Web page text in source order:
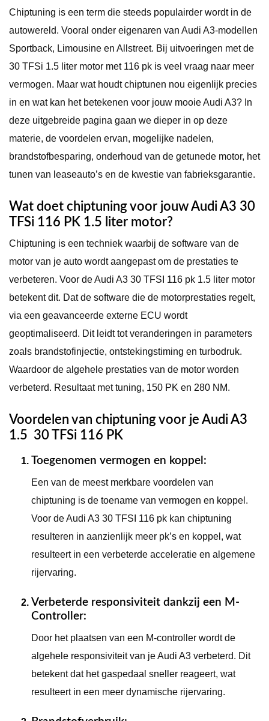
Chiptuning is een term die steeds populairder wordt in de
autowereld. Vooral onder eigenaren van Audi A3-modellen
Sportback, Limousine en Allstreet. Bij uitvoeringen met de
30 TFSi 1.5 liter motor met 116 pk is veel vraag naar meer
vermogen. Maar wat houdt chiptunen nou eigenlijk precies
in en wat kan het betekenen voor jouw mooie Audi A3? In
deze uitgebreide pagina gaan we dieper in op deze
materie, de voordelen ervan, mogelijke nadelen,
brandstofbesparing, onderhoud van de getunede motor, het
tunen van leaseauto’s en de kwestie van fabrieksgarantie.
Wat doet chiptuning voor jouw Audi A3 30
TFSi 116 PK 1.5 liter motor?
Chiptuning is een techniek waarbij de software van de
motor van je auto wordt aangepast om de prestaties te
verbeteren. Voor de Audi A3 30 TFSI 116 pk 1.5 liter motor
betekent dit. Dat de software die de motorprestaties regelt,
via een geavanceerde externe ECU wordt
geoptimaliseerd. Dit leidt tot veranderingen in parameters
zoals brandstofinjectie, ontstekingstiming en turbodruk.
Waardoor de algehele prestaties van de motor worden
verbeterd. Resultaat met tuning, 150 PK en 280 NM.
Voordelen van chiptuning voor je Audi A3
1.5 30 TFSi 116 PK
Toegenomen vermogen en koppel :
Een van de meest merkbare voordelen van
chiptuning is de toename van vermogen en koppel.
Voor de Audi A3 30 TFSI 116 pk kan chiptuning
resulteren in aanzienlijk meer pk’s en koppel, wat
resulteert in een verbeterde acceleratie en algemene
rijervaring.
Verbeterde responsiviteit dankzij een M-
Controller:
Door het plaatsen van een M-controller wordt de
algehele responsiviteit van je Audi A3 verbeterd. Dit
betekent dat het gaspedaal sneller reageert, wat
resulteert in een meer dynamische rijervaring.